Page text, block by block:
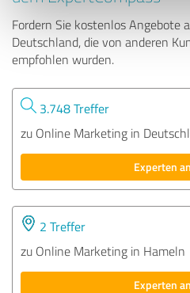
Fordern Sie kostenlos Angebote
Deutschland, die von anderen
empfohlen wurden.
3.748 Treffer
zu Online Marketing in
Experten
2 Treffer
zu Online Marketing in Hameln
Experten